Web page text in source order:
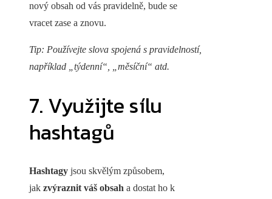
nový obsah od vás pravidelně, bude se
vracet zase a znovu.
Tip: Používejte slova spojená s pravidelností,
například „týdenní“, „měsíční“ atd.
7. Využijte sílu
hashtagů
Hashtagy jsou skvělým způsobem,
jak zvýraznit váš obsah a dostat ho k